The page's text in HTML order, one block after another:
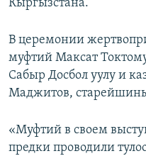
Кыргызстана.
В церемонии
муфтий Максат
Сабыр Досбол уулу и
Маджитов,
«Муфтий в своем
предки проводили